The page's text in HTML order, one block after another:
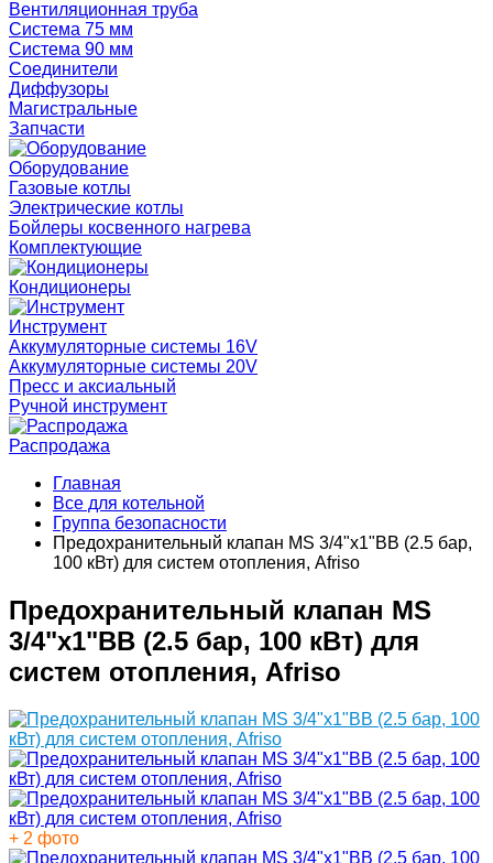
Вентиляционная труба
Система 75 мм
Система 90 мм
Соединители
Диффузоры
Магистральные
Запчасти
Оборудование
Газовые котлы
Электрические котлы
Бойлеры косвенного нагрева
Комплектующие
Кондиционеры
Инструмент
Аккумуляторные системы 16V
Аккумуляторные системы 20V
Пресс и аксиальный
Ручной инструмент
Распродажа
Главная
Все для котельной
Группа безопасности
Предохранительный клапан MS 3/4"x1"ВВ (2.5 бар,
100 кВт) для систем отопления, Afriso
Предохранительный клапан MS
3/4"x1"ВВ (2.5 бар, 100 кВт) для
систем отопления, Afriso
+ 2 фото